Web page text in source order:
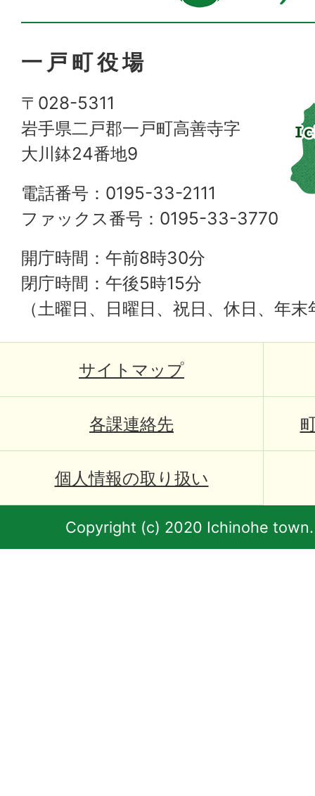
一戸町役場
〒028-5311
岩手県二戸郡一戸町高善寺字
大川鉢24番地9
電話番号：0195-33-2111
ファックス番号：0195-33-3770
開庁時間：午前8時30分
閉庁時間：午後5時15分
（土曜日、日曜日、祝日、休日、年
サイトマップ
各課連絡先
個人情報の取り扱い
Copyright (c) 2020 Ichinohe